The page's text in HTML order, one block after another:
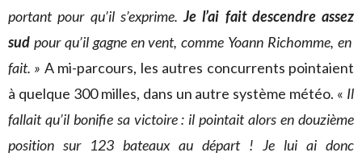
portant pour qu’il s’exprime. Je l’ai fait descendre assez
sud pour qu’il gagne en vent, comme Yoann Richomme, en
fait. » A mi-parcours, les autres concurrents pointaient
à quelque 300 milles, dans un autre système météo. « Il
fallait qu’il bonifie sa victoire : il pointait alors en douzième
position sur 123 bateaux au départ ! Je lui ai donc